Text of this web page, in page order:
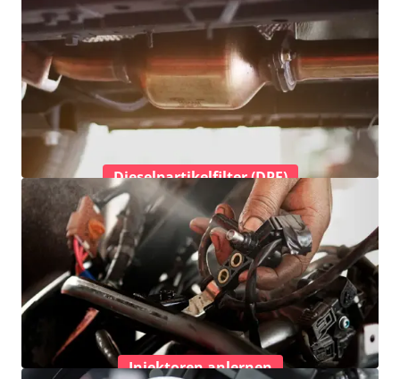
Dieselpartikelfilter (DPF)
Injektoren anlernen